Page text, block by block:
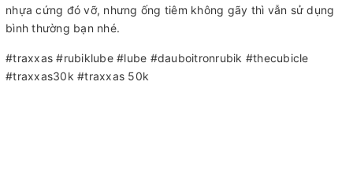
nhựa cứng đó vỡ, nhưng ống tiêm không gãy thì vẫn sử dụng
bình thường bạn nhé.
#traxxas #rubiklube #lube #dauboitronrubik #thecubicle
#traxxas30k #traxxas 50k